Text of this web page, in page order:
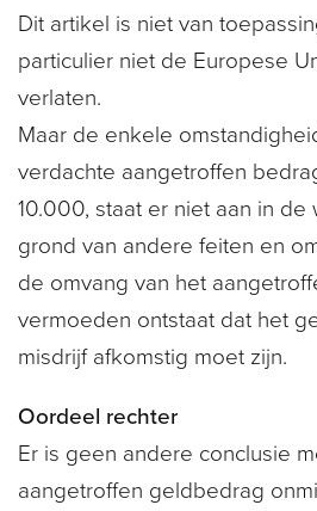
Dit artikel is niet van
particulier niet de Europese
verlaten.
Maar de enkele
verdachte aangetroffen
10.000, staat er niet aan in
grond van andere feiten en
de omvang van het
vermoeden ontstaat dat het
misdrijf afkomstig moet zijn.
Oordeel rechter
Er is geen andere conclusie
aangetroffen geldbedrag